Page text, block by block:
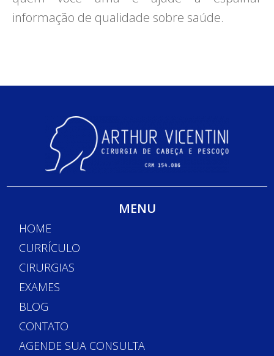
informação de qualidade sobre saúde.
MENU
HOME
CURRÍCULO
CIRURGIAS
EXAMES
BLOG
CONTATO
AGENDE SUA CONSULTA